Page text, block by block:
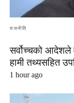
राजनीति
सर्वोच्चको
हामी तथ्यसहित
1 hour ago